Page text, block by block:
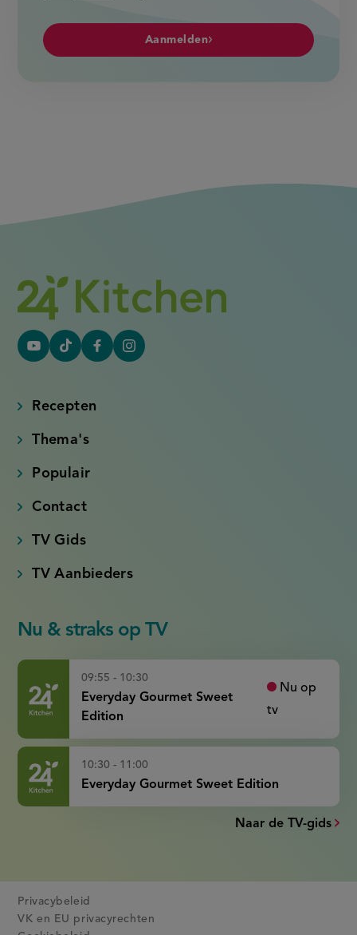
Aanmelden
YouTube
link)
Tiktok
link)
FacebookInstagram
Recepten
Thema's
Populair
Contact
TV Gids
TV Aanbieders
Nu & straks op TV
09:55 - 10:30
Everyday Gourmet Sweet
Edition
Nu op
tv
10:30 - 11:00
Everyday Gourmet Sweet Edition
Naar de TV-gids
Privacybeleid
VK en EU privacyrechten